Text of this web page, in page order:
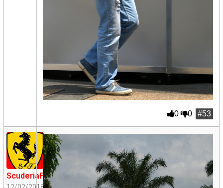
#53
0 0
ScuderiaFangio